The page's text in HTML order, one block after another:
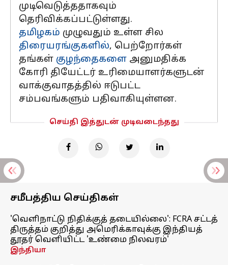
முடிவெடுத்ததாகவும்
தெரிவிக்கப்பட்டுள்ளது.
தமிழகம் முழுவதும் உள்ள சில
திரையரங்குகளில், பெற்றோர்கள்
தங்கள் குழந்தைகளை அனுமதிக்க
கோரி தியேட்டர் உரிமையாளர்களுடன்
வாக்குவாதத்தில் ஈடுபட்ட
சம்பவங்களும் பதிவாகியுள்ளன.
செய்தி இத்துடன் முடிவடைந்தது
சமீபத்திய செய்திகள்
'வெளிநாட்டு நிதிக்குத் தடையில்லை': FCRA சட்டத்
திருத்தம் குறித்து அமெரிக்காவுக்கு இந்தியத்
தூதர் வெளியிட்ட 'உண்மை நிலவரம்'
இந்தியா